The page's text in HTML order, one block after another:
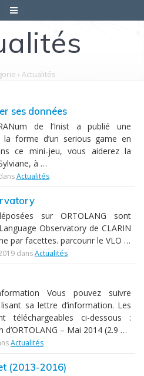
Skip
to
content
› Actualités
ses données
de l’Inist a publié une
forme d’un serious game en
ce mini-jeu, vous aiderez la
à …
Actualités
sur ORTOLANG sont
Observatory de CLARIN
par facettes. parcourir le VLO …
dansActualités
Vous pouvez suivre
lisant sa lettre d’information. Les
téléchargeables ci-dessous :
– Mai 2014 (2.9 …
Actualités
(2013-2016)